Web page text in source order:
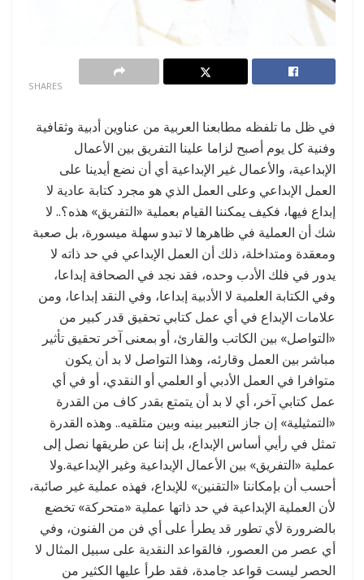
SHARES
في ظل ما تلفظه مطابعنا العربية من عناوين أدبية وثقافية
وفنية كل يوم أصبح لزاما علينا التفريق بين الأعمال
الإبداعية، والأعمال غير الإبداعية أي أن نضع أيدينا على
العمل الإبداعي وعلى العمل الذي هو مجرد كتابة عادية لا
إبداع فيها، فكيف يمكننا القيام بعملية «التفريق» هذه؟.. لا
شك أن العملية في ظاهرها لا تبدو سهلة ميسورة، بل صعبة
ومعقدة ومتداخلة، ذلك أن العمل الإبداعي في حد ذاته لا
يدور في فلك الأدب وحده، فقد نجد في الصحافة إبداعا،
وفي الكتابة العلمية لا الأدبية إبداعا، وفي النقد إبداعا، ومن
علامات الإبداع في أي عمل كتابي تحقيق قدر كبير من
«التواصل» بين الكاتب والقارئ، أو بمعنى آخر تحقيق تأثير
مباشر بين العمل وقارئه، وهذا التواصل لا بد أن يكون
متوافرا في العمل الأدبي أو العلمي أو النقدي، أو في أي
عمل كتابي آخر، أي لا بد أن يتمتع بقدر كاف من القدرة
«التمثيلية» إن جاز التعبير بينه وبين متلقيه.. وهذه القدرة
تمثل في رأيي أساس الإبداع، بل إننا عن طريقها نصل إلى
عملية «التفريق» بين الأعمال الإبداعية وغير الإبداعية.ولا
أحسب أن بإمكاننا «التقنين» للإبداع، فهذه عملية غير صائبة،
لأن العملية الإبداعية في حد ذاتها عملية «متحركة» تخضع
بالضرورة لأي تطور قد يطرأ على أي فن من الفنون، وفي
أي عصر من العصور، فالقواعد النقدية على سبيل المثال لا
الحصر ليست قواعد جامدة، فقد طرأ عليها الكثير من